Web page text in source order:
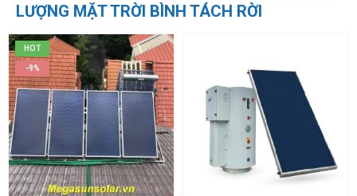
LƯỢNG MẶT TRỜI BÌNH TÁCH RỜI
HOT
-9%